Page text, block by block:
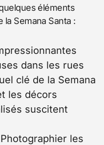
éléments
Semana Santa :
dans les rues
clé de la Semana
les décors
suscitent
les